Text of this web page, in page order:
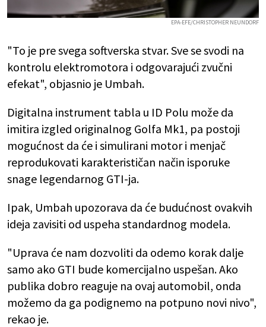
EPA-EFE/CHRISTOPHER NEUNDORF
"To je pre svega softverska stvar. Sve se svodi na
kontrolu elektromotora i odgovarajući zvučni
efekat", objasnio je Umbah.
Digitalna instrument tabla u ID Polu može da
imitira izgled originalnog Golfa Mk1, pa postoji
mogućnost da će i simulirani motor i menjač
reprodukovati karakterističan način isporuke
snage legendarnog GTI-ja.
Ipak, Umbah upozorava da će budućnost ovakvih
ideja zavisiti od uspeha standardnog modela.
"Uprava će nam dozvoliti da odemo korak dalje
samo ako GTI bude komercijalno uspešan. Ako
publika dobro reaguje na ovaj automobil, onda
možemo da ga podignemo na potpuno novi nivo",
rekao je.